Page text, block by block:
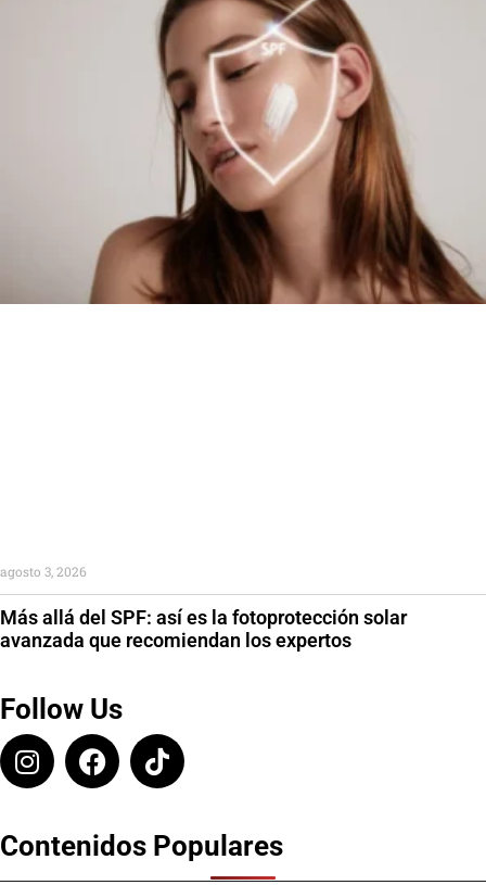
Más allá del SPF: así es la fotoprotección solar
avanzada que recomiendan los expertos
agosto 3, 2026
Follow Us
Contenidos Populares